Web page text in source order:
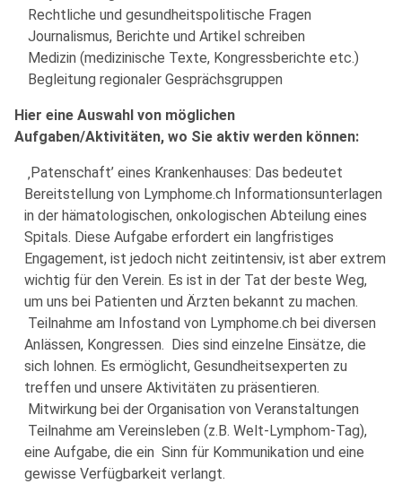
Rechtliche und gesundheitspolitische Fragen
Journalismus, Berichte und Artikel schreiben
Medizin (medizinische Texte, Kongressberichte etc.)
Begleitung regionaler Gesprächsgruppen
Hier eine Auswahl von möglichen
Aufgaben/Aktivitäten, wo Sie aktiv werden können:
‚Patenschaft’ eines Krankenhauses: Das bedeutet
Bereitstellung von Lymphome.ch Informationsunterlagen
in der hämatologischen, onkologischen Abteilung eines
Spitals. Diese Aufgabe erfordert ein langfristiges
Engagement, ist jedoch nicht zeitintensiv, ist aber extrem
wichtig für den Verein. Es ist in der Tat der beste Weg,
um uns bei Patienten und Ärzten bekannt zu machen.
Teilnahme am Infostand von Lymphome.ch bei diversen
Anlässen, Kongressen. Dies sind einzelne Einsätze, die
sich lohnen. Es ermöglicht, Gesundheitsexperten zu
treffen und unsere Aktivitäten zu präsentieren.
Mitwirkung bei der Organisation von Veranstaltungen
Teilnahme am Vereinsleben (z.B. Welt-Lymphom-Tag),
eine Aufgabe, die ein Sinn für Kommunikation und eine
gewisse Verfügbarkeit verlangt.